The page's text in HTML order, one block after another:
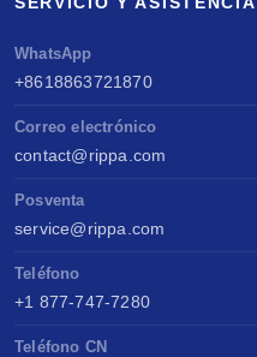
WhatsApp
+8618863721870
Correo electrónico
contact@rippa.com
Posventa
service@rippa.com
Teléfono
+1 877-747-7280
Teléfono CN